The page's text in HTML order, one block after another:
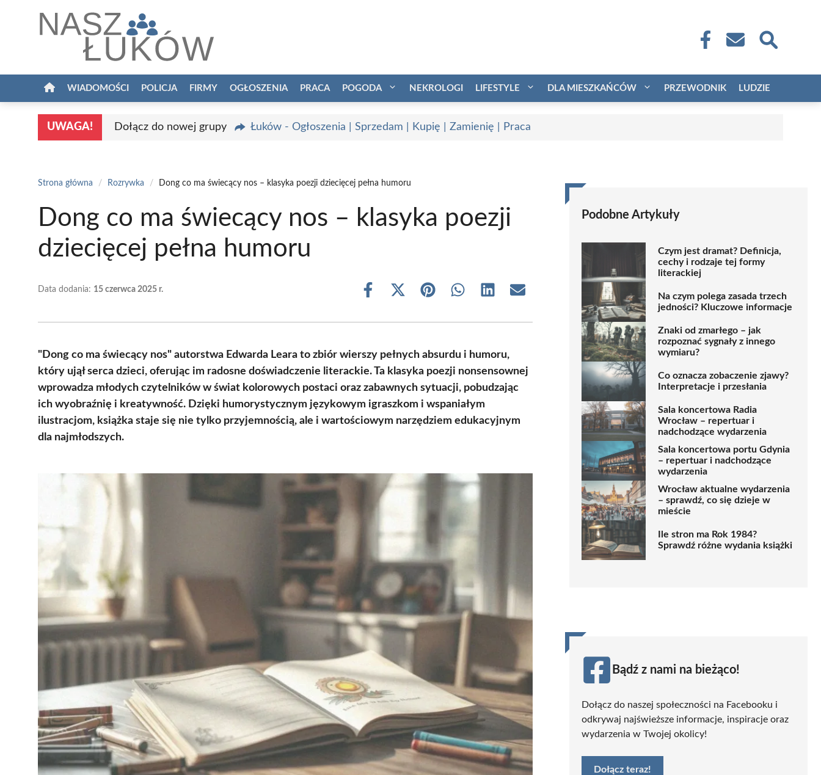
WIADOMOŚCI POLICJA FIRMY OGŁOSZENIA PRACA POGODA NEKROLOGI LIFESTYLE DLA MIESZKAŃCÓW PRZEWODNIK LUDZIE
UWAGA! Dołącz do nowej grupy Łuków - Ogłoszenia | Sprzedam | Kupię | Zamienię | Praca
Strona główna / Rozrywka / Dong co ma świecący nos – klasyka poezji dziecięcej pełna humoru
Dong co ma świecący nos – klasyka poezji
dziecięcej pełna humoru
Data dodania: 15 czerwca 2025 r.
Share
Share
(Twitter)
Share Share Share Share
"Dong co ma świecący nos" autorstwa Edwarda Leara to zbiór wierszy pełnych absurdu i humoru,
który ujął serca dzieci, oferując im radosne doświadczenie literackie. Ta klasyka poezji nonsensownej
wprowadza młodych czytelników w świat kolorowych postaci oraz zabawnych sytuacji, pobudzając
ich wyobraźnię i kreatywność. Dzięki humorystycznym językowym igraszkom i wspaniałym
ilustracjom, książka staje się nie tylko przyjemnością, ale i wartościowym narzędziem edukacyjnym
dla najmłodszych.
Podobne Artykuły
Czym jest dramat? Definicja,
cechy i rodzaje tej formy
literackiej
Na czym polega zasada trzech
jedności? Kluczowe informacje
Znaki od zmarłego – jak
rozpoznać sygnały z innego
wymiaru?
Co oznacza zobaczenie zjawy?
Interpretacje i przesłania
Sala koncertowa Radia
Wrocław – repertuar i
nadchodzące wydarzenia
Sala koncertowa portu Gdynia
– repertuar i nadchodzące
wydarzenia
Wrocław aktualne wydarzenia
– sprawdź, co się dzieje w
mieście
Ile stron ma Rok 1984?
Sprawdź różne wydania książki
Bądź z nami na bieżąco!
Dołącz do naszej społeczności na Facebooku i
odkrywaj najświeższe informacje, inspiracje oraz
wydarzenia w Twojej okolicy!
Dołącz teraz!